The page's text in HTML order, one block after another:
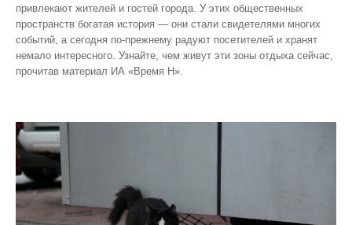
привлекают жителей и гостей города. У этих общественных
пространств богатая история — они стали свидетелями многих
событий, а сегодня по‑прежнему радуют посетителей и хранят
немало интересного. Узнайте, чем живут эти зоны отдыха сейчас,
прочитав материал ИА «Время Н».